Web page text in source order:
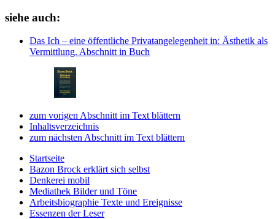
siehe auch:
Das Ich – eine öffentliche Privatangelegenheit in: Ästhetik als
Vermittlung. Abschnitt in Buch
zum vorigen Abschnitt im Text blättern
Inhaltsverzeichnis
zum nächsten Abschnitt im Text blättern
Startseite
Bazon Brock erklärt sich selbst
Denkerei mobil
Mediathek Bilder und Töne
Arbeitsbiographie Texte und Ereignisse
Essenzen der Leser